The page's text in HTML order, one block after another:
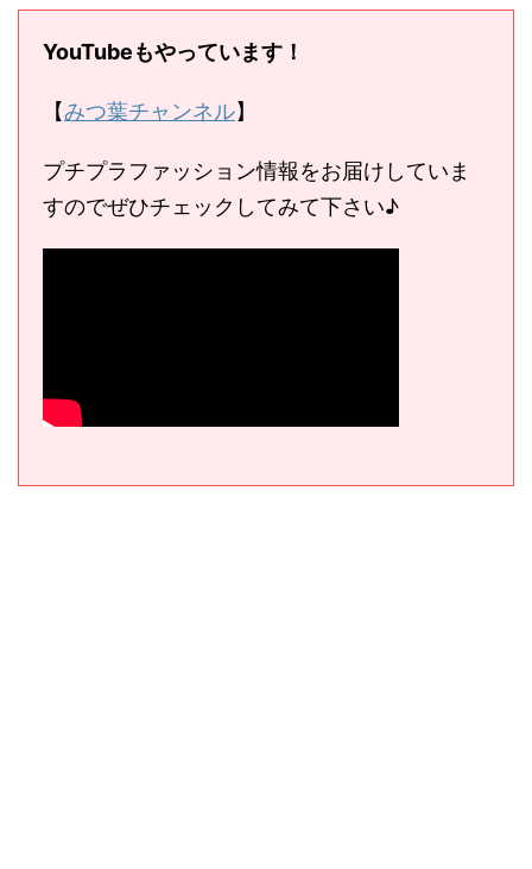
YouTubeもやっています！
【みつ葉チャンネル】
プチプラファッション情報をお届けしていま
すのでぜひチェックしてみて下さい♪